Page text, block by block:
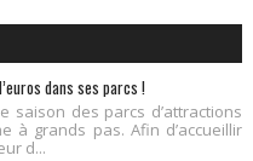
dans ses parcs !
saison des parcs d’attractions
à grands pas. Afin d’accueillir
d...